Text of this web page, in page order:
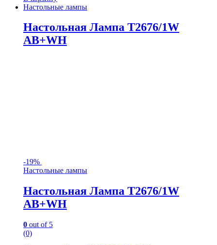
Настольные лампы
Настольная Лампа T2676/1W
AB+WH
-19%
Настольные лампы
Настольная Лампа T2676/1W
AB+WH
0 out of 5
(0)